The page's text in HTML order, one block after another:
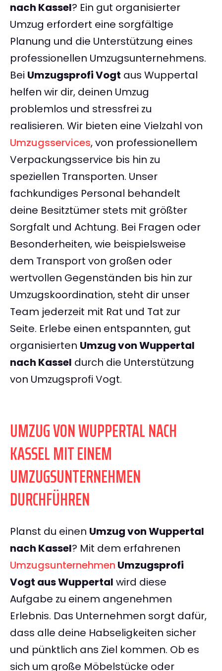
nach Kassel? Ein gut organisierter
Umzug erfordert eine sorgfältige
Planung und die Unterstützung eines
professionellen Umzugsunternehmens.
Bei Umzugsprofi Vogt aus Wuppertal
helfen wir dir, deinen Umzug
problemlos und stressfrei zu
realisieren. Wir bieten eine Vielzahl von
Umzugsservices, von professionellem
Verpackungsservice bis hin zu
speziellen Transporten. Unser
fachkundiges Personal behandelt
deine Besitztümer stets mit größter
Sorgfalt und Achtung. Bei Fragen oder
Besonderheiten, wie beispielsweise
dem Transport von großen oder
wertvollen Gegenständen bis hin zur
Umzugskoordination, steht dir unser
Team jederzeit mit Rat und Tat zur
Seite. Erlebe einen entspannten, gut
organisierten Umzug von Wuppertal
nach Kassel durch die Unterstützung
von Umzugsprofi Vogt.
UMZUG VON WUPPERTAL NACH
KASSEL MIT EINEM
UMZUGSUNTERNEHMEN
DURCHFÜHREN
Planst du einen Umzug von Wuppertal
nach Kassel? Mit dem erfahrenen
Umzugsunternehmen Umzugsprofi
Vogt aus Wuppertal wird diese
Aufgabe zu einem angenehmen
Erlebnis. Das Unternehmen sorgt dafür,
dass alle deine Habseligkeiten sicher
und pünktlich ans Ziel kommen. Ob es
sich um große Möbelstücke oder